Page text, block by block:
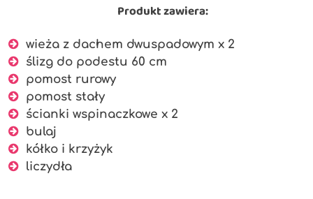
Produkt zawiera:
wieża z dachem dwuspadowym x 2
ślizg do podestu 60 cm
pomost rurowy
pomost stały
ścianki wspinaczkowe x 2
bulaj
kółko i krzyżyk
liczydła